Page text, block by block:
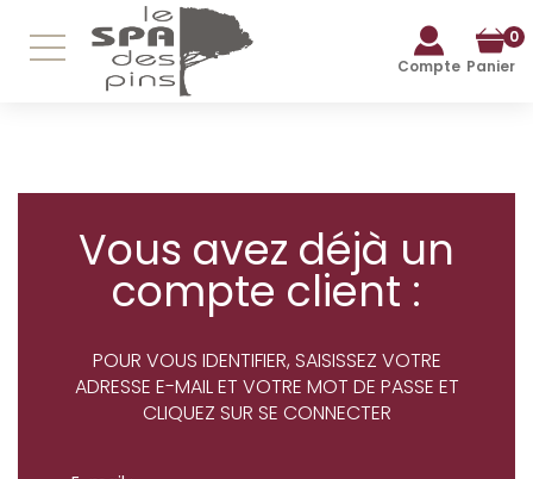
Compte
0
Panier
Vous avez déjà un
compte client :
POUR VOUS IDENTIFIER, SAISISSEZ VOTRE
ADRESSE E-MAIL ET VOTRE MOT DE PASSE ET
CLIQUEZ SUR SE CONNECTER